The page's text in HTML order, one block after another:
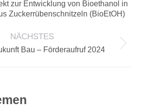
Vorheriger
zur Entwicklung von Bioethanol in
Zuckerrübenschnitzeln (BioEtOH)
NÄCHSTES
Nächster
Bau – Förderaufruf 2024